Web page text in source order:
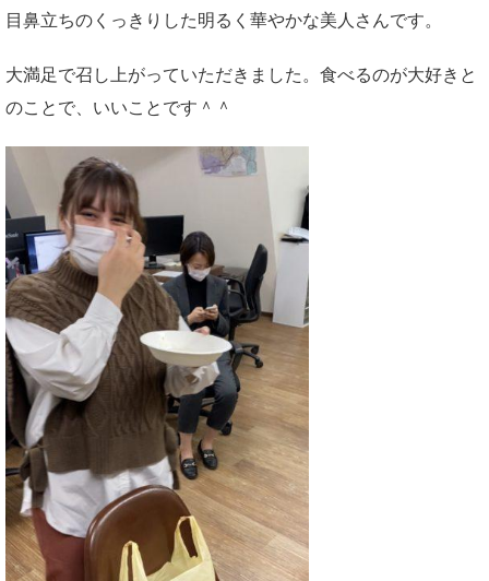
目鼻立ちのくっきりした明るく華やかな美人さんです。
大満足で召し上がっていただきました。食べるのが大好きと
のことで、いいことです＾＾